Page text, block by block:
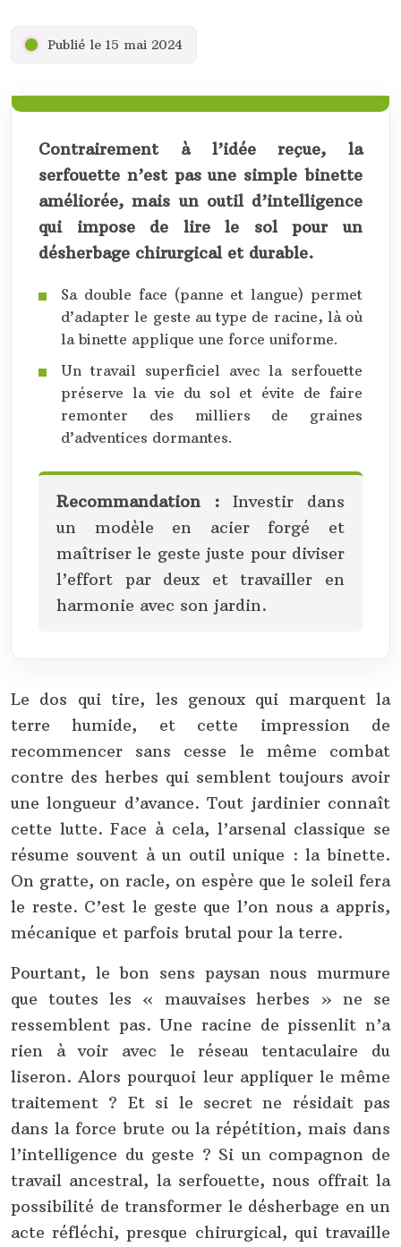
Publié le 15 mai 2024
Contrairement à l’idée reçue, la
serfouette n’est pas une simple binette
améliorée, mais un outil d’intelligence
qui impose de lire le sol pour un
désherbage chirurgical et durable.
Sa double face (panne et langue) permet
d’adapter le geste au type de racine, là où
la binette applique une force uniforme.
Un travail superficiel avec la serfouette
préserve la vie du sol et évite de faire
remonter des milliers de graines
d’adventices dormantes.
Recommandation : Investir dans
un modèle en acier forgé et
maîtriser le geste juste pour diviser
l’effort par deux et travailler en
harmonie avec son jardin.
Le dos qui tire, les genoux qui marquent la
terre humide, et cette impression de
recommencer sans cesse le même combat
contre des herbes qui semblent toujours avoir
une longueur d’avance. Tout jardinier connaît
cette lutte. Face à cela, l’arsenal classique se
résume souvent à un outil unique : la binette.
On gratte, on racle, on espère que le soleil fera
le reste. C’est le geste que l’on nous a appris,
mécanique et parfois brutal pour la terre.
Pourtant, le bon sens paysan nous murmure
que toutes les « mauvaises herbes » ne se
ressemblent pas. Une racine de pissenlit n’a
rien à voir avec le réseau tentaculaire du
liseron. Alors pourquoi leur appliquer le même
traitement ? Et si le secret ne résidait pas
dans la force brute ou la répétition, mais dans
l’intelligence du geste ? Si un compagnon de
travail ancestral, la serfouette, nous offrait la
possibilité de transformer le désherbage en un
acte réfléchi, presque chirurgical, qui travaille